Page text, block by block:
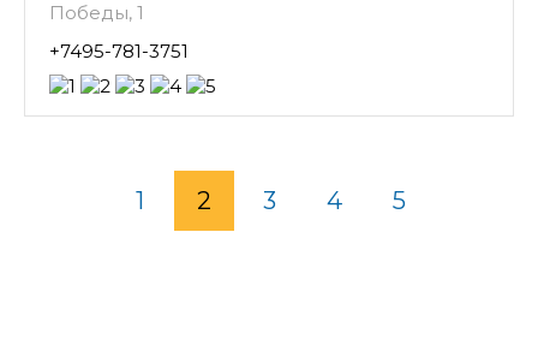
Победы, 1
+7495-781-3751
1 2 3 4 5